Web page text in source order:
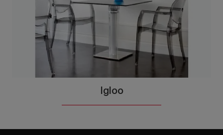
Igloo